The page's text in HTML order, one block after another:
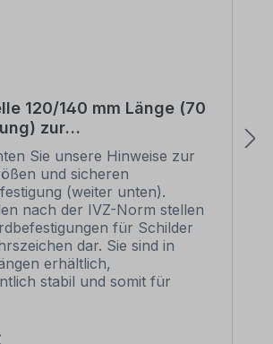
120/140 mm Länge (70
zur
Sie unsere Hinweise zur
und sicheren
(weiter unten).
nach der IVZ-Norm stellen
für Schilder
dar. Sie sind in
erhältlich,
stabil und somit für
Befestigung von Schildern mit